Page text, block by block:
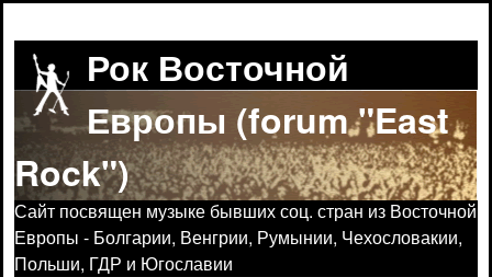
Рок Восточной
Европы (forum "East
Rock")
Сайт посвящен музыке бывших соц. стран из Восточной
Европы - Болгарии, Венгрии, Румынии, Чехословакии,
Польши, ГДР и Югославии